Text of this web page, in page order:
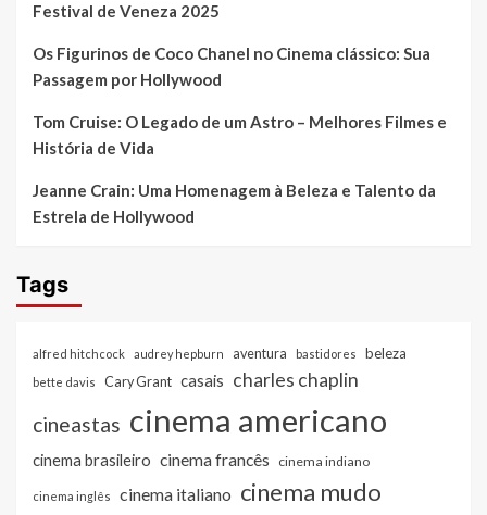
Festival de Veneza 2025
Os Figurinos de Coco Chanel no Cinema clássico: Sua
Passagem por Hollywood
Tom Cruise: O Legado de um Astro – Melhores Filmes e
História de Vida
Jeanne Crain: Uma Homenagem à Beleza e Talento da
Estrela de Hollywood
Tags
alfred hitchcock audrey hepburn aventura bastidores beleza
bette davis Cary Grant casais charles chaplin
cineastas cinema americano
cinema brasileiro cinema francês cinema indiano
cinema inglês cinema italiano cinema mudo